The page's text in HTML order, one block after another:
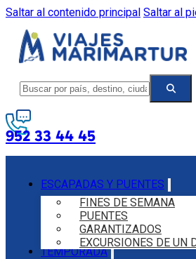
Saltar al contenido principal Saltar al
952 33 44 45
ESCAPADAS Y PUENTES
FINES DE SEMANA
PUENTES
GARANTIZADOS
EXCURSIONES DE UN
TEMPORADA